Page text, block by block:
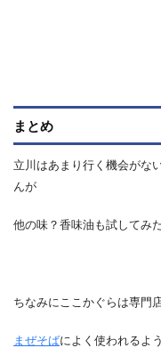
まとめ
立川はあまり行く機会がな
んが
他の味？香味油も試してみ
ちなみにここかぐらは専門
まぜそばによく使われるよ